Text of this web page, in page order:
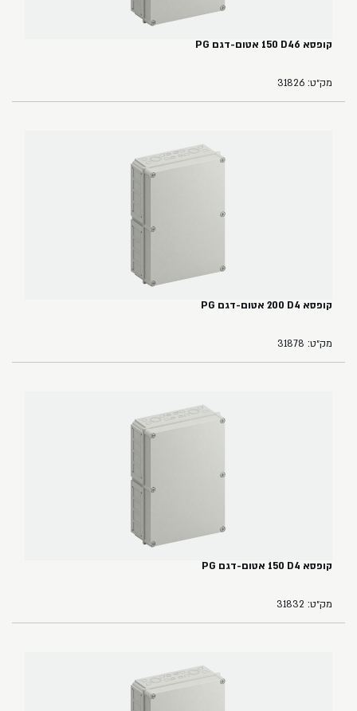
קופסא ‏46‏D‏ ‏150‏ אטום-דגם PG
מק״ט: 31826
קופסא ‏4‏D‏ ‏200 אטום-דגם ‏PG
מק״ט: 31878
קופסא ‏4‏D‏ ‏150 אטום-דגם PG
מק״ט: 31832